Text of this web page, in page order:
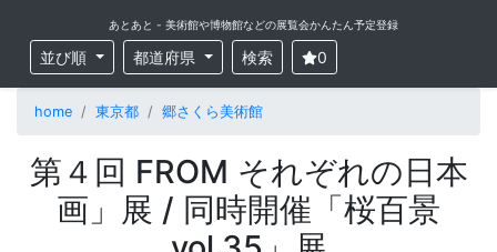
あとあと - 美術館や博物館などの展覧会かんたん予定登録
並び順 都道府県 検索 0
home 東京都 郷さくら美術館
第４回 FROM それぞれの日本
画」展 / 同時開催「桜百景